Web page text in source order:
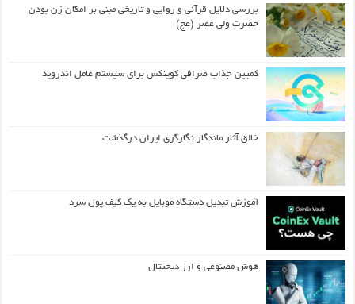
بررسی دلایل قرآنی و روایی و تاریخی مبنی بر امکان زن بودن
حضرت ولی عصر (عج)
کمپین جذاب صرافی کوینکس برای سیستم عامل اندروید
خالق آثار ماندگار نگارگری ایران درگذشت
آموزش تبدیل دستگاه موبایل به یک کیف‌ پول سرد
هوش مصنوعی و ارز دیجیتال